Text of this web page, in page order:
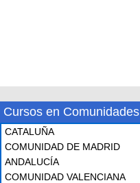
Cursos en Comunidades
CATALUÑA
COMUNIDAD DE MADRID
ANDALUCÍA
COMUNIDAD VALENCIANA